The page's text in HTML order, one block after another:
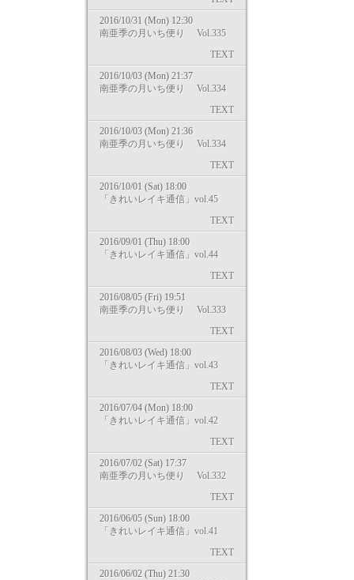
2016/10/31 (Mon) 12:30
南亜季の月いち便り Vol.335
TEXT
2016/10/03 (Mon) 21:37
南亜季の月いち便り Vol.334
TEXT
2016/10/03 (Mon) 21:36
南亜季の月いち便り Vol.334
TEXT
2016/10/01 (Sat) 18:00
「きれいレイキ通信」vol.45
TEXT
2016/09/01 (Thu) 18:00
「きれいレイキ通信」vol.44
TEXT
2016/08/05 (Fri) 19:51
南亜季の月いち便り Vol.333
TEXT
2016/08/03 (Wed) 18:00
「きれいレイキ通信」vol.43
TEXT
2016/07/04 (Mon) 18:00
「きれいレイキ通信」vol.42
TEXT
2016/07/02 (Sat) 17:37
南亜季の月いち便り Vol.332
TEXT
2016/06/05 (Sun) 18:00
「きれいレイキ通信」vol.41
TEXT
2016/06/02 (Thu) 21:30